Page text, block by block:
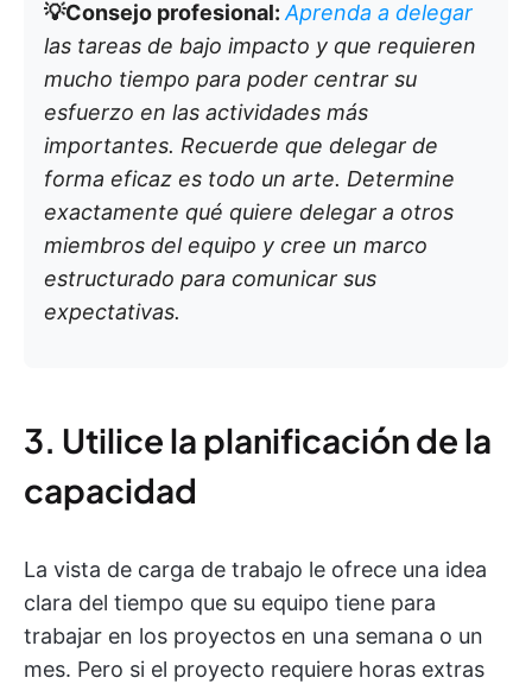
💡Consejo profesional:Aprenda a delegar
las tareas de bajo impacto y que requieren
mucho tiempo para poder centrar su
esfuerzo en las actividades más
importantes. Recuerde que delegar de
forma eficaz es todo un arte. Determine
exactamente qué quiere delegar a otros
miembros del equipo y cree un marco
estructurado para comunicar sus
expectativas.
3. Utilice la planificación de la
capacidad
La vista de carga de trabajo le ofrece una idea
clara del tiempo que su equipo tiene para
trabajar en los proyectos en una semana o un
mes. Pero si el proyecto requiere horas extras